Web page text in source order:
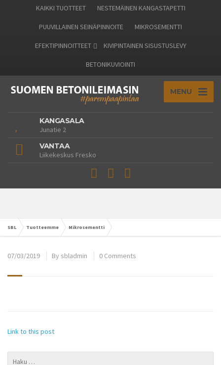
KAIKKI TUOTTEET NESTEMÄINEN KANGASTAPETTI
PUUVILLAINEN SEINÄPINNOITE MIKROSEMENTTI
EFEKTIPINNOITTEET KIVIPINTAINEN SISUSTUSLEVY
BETONIKUVIOINTI
MENU
KANGASALA
Junatie 2
VANTAA
Liikekeskus Fresko
SBL Tuotteemme Mikrosementti
07/03/2019 By sbladmin 0 Comments
Link to this post